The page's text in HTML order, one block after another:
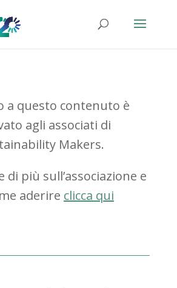
a questo contenuto è
agli associati di
Makers.
di più sull’associazione e
aderire clicca qui